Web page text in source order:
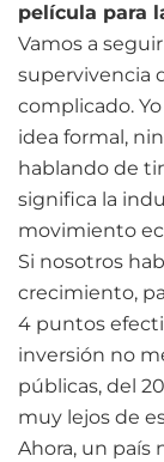
película para
Vamos a
supervivencia
complicado.
idea formal,
hablando de
significa la
movimiento
Si nosotros
crecimiento,
4 puntos
inversión no
públicas, del
muy lejos de
Ahora, un país